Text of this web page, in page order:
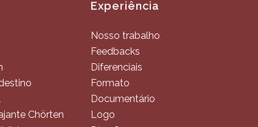
Chörten
Experiência
Nosso trabalho
Feedbacks
Diferenciais
Formato
Documentário
Logo